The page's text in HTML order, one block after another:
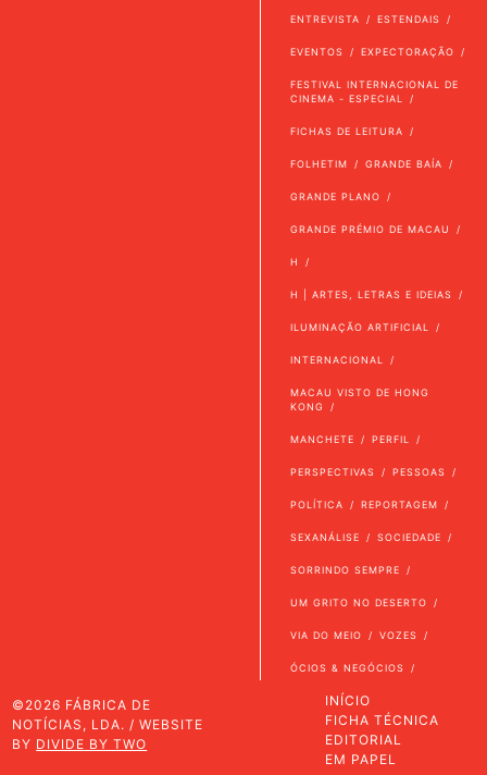
ENTREVISTA ESTENDAIS
EVENTOS EXPECTORAÇÃO
FESTIVAL INTERNACIONAL DE
CINEMA - ESPECIAL
FICHAS DE LEITURA
FOLHETIM GRANDE BAÍA
GRANDE PLANO
GRANDE PRÉMIO DE MACAU
H
H | ARTES, LETRAS E IDEIAS
ILUMINAÇÃO ARTIFICIAL
INTERNACIONAL
MACAU VISTO DE HONG
KONG
MANCHETE PERFIL
PERSPECTIVAS PESSOAS
POLÍTICA REPORTAGEM
SEXANÁLISE SOCIEDADE
SORRINDO SEMPRE
UM GRITO NO DESERTO
VIA DO MEIO VOZES
ÓCIOS & NEGÓCIOS
©2026 FÁBRICA DE
NOTÍCIAS, LDA. / WEBSITE
BY DIVIDE BY TWO
INÍCIO
FICHA TÉCNICA
EDITORIAL
EM PAPEL